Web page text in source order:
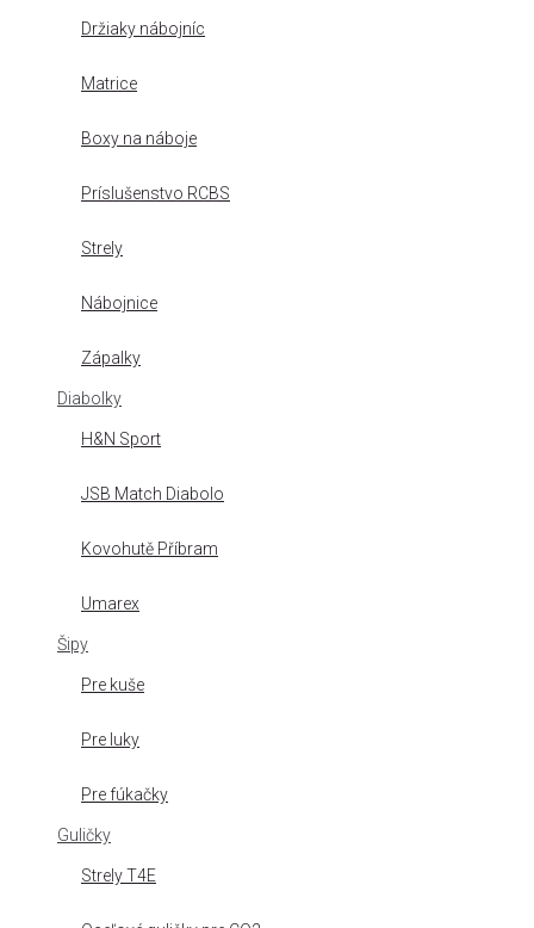
Držiaky nábojníc
Matrice
Boxy na náboje
Príslušenstvo RCBS
Strely
Nábojnice
Zápalky
Diabolky
H&N Sport
JSB Match Diabolo
Kovohutě Příbram
Umarex
Šipy
Pre kuše
Pre luky
Pre fúkačky
Guličky
Strely T4E